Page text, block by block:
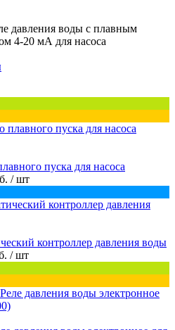
давления воды с плавным
4-20 мА для насоса
пуска для насоса
/ шт
контроллер давления воды
/ шт